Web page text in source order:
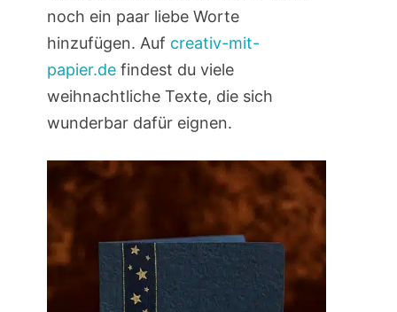
noch ein paar liebe Worte
hinzufügen. Auf creativ-mit-
papier.de findest du viele
weihnachtliche Texte, die sich
wunderbar dafür eignen.